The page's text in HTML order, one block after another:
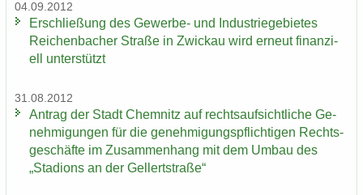
04.09.2012
Er­schlie­ßung des Gewerbe-​ und In­dus­trie­ge­bie­tes
Rei­chen­ba­cher Stra­ße in Zwi­ckau wird er­neut fi­nan­zi­
ell un­ter­stützt
31.08.2012
An­trag der Stadt Chem­nitz auf rechts­auf­sicht­li­che Ge­
neh­mi­gun­gen für die ge­neh­mi­gungs­pflich­ti­gen Rechts­
ge­schäf­te im Zu­sam­men­hang mit dem Umbau des
„Sta­di­ons an der Gel­lert­stra­ße“